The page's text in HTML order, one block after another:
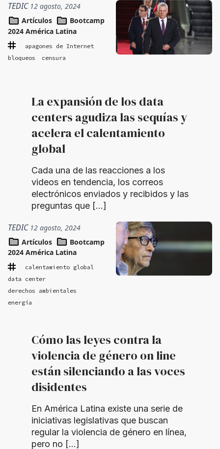
TEDIC 12 agosto, 2024
Artículos
Bootcamp
2024 América Latina
apagones de Internet
bloqueos
censura
La expansión de los data
centers agudiza las sequías y
acelera el calentamiento
global
Cada una de las reacciones a los
videos en tendencia, los correos
electrónicos enviados y recibidos y las
preguntas que […]
TEDIC 12 agosto, 2024
Artículos
Bootcamp
2024 América Latina
calentamiento global
data center
derechos ambientales
energía
Cómo las leyes contra la
violencia de género on line
están silenciando a las voces
disidentes
En América Latina existe una serie de
iniciativas legislativas que buscan
regular la violencia de género en línea,
pero no […]